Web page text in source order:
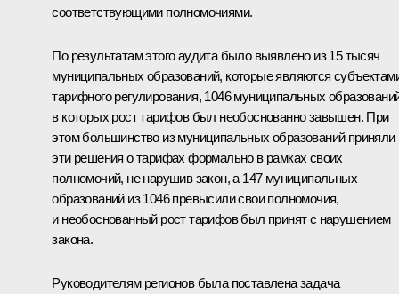
соответствующими полномочиями.
По результатам этого аудита было выявлено из 15 тысяч
муниципальных образований, которые являются
тарифного регулирования, 1046 муниципальных
в которых рост тарифов был необоснованно завышен. При
этом большинство из муниципальных образований приняли
эти решения о тарифах формально в рамках своих
полномочий, не нарушив закон, а 147 муниципальных
образований из 1046 превысили свои полномочия,
и необоснованный рост тарифов был принят с нарушением
закона.
Руководителям регионов была поставлена задача